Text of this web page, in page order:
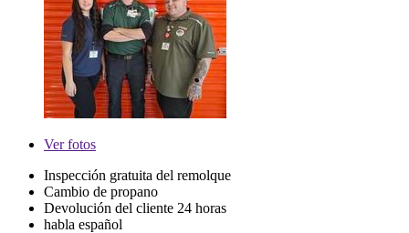
Verfotos
Inspección gratuita del remolque
Cambio de propano
Devolución del cliente 24 horas
habla español